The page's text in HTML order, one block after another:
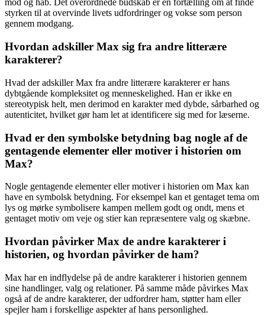
mod og håb. Det overordnede budskab er en fortælling om at finde
styrken til at overvinde livets udfordringer og vokse som person
gennem modgang.
Hvordan adskiller Max sig fra andre litterære
karakterer?
Hvad der adskiller Max fra andre litterære karakterer er hans
dybtgående kompleksitet og menneskelighed. Han er ikke en
stereotypisk helt, men derimod en karakter med dybde, sårbarhed og
autenticitet, hvilket gør ham let at identificere sig med for læserne.
Hvad er den symbolske betydning bag nogle af de
gentagende elementer eller motiver i historien om
Max?
Nogle gentagende elementer eller motiver i historien om Max kan
have en symbolsk betydning. For eksempel kan et gentaget tema om
lys og mørke symbolisere kampen mellem godt og ondt, mens et
gentaget motiv om veje og stier kan repræsentere valg og skæbne.
Hvordan påvirker Max de andre karakterer i
historien, og hvordan påvirker de ham?
Max har en indflydelse på de andre karakterer i historien gennem
sine handlinger, valg og relationer. På samme måde påvirkes Max
også af de andre karakterer, der udfordrer ham, støtter ham eller
spejler ham i forskellige aspekter af hans personlighed.